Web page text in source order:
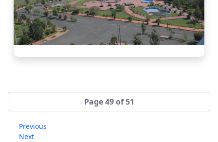
Page 49 of 51
Previous
Next